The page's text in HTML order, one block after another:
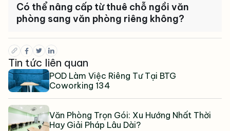
Có thể nâng cấp từ thuê chỗ ngồi văn
phòng sang văn phòng riêng không?
Tin tức liên quan
POD Làm Việc Riêng Tư Tại BTG
Coworking 134
Văn Phòng Trọn Gói: Xu Hướng Nhất Thời
Hay Giải Pháp Lâu Dài?